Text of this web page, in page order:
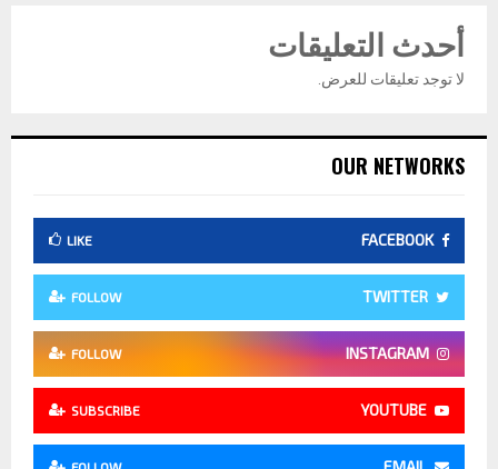
أحدث التعليقات
لا توجد تعليقات للعرض.
OUR NETWORKS
FACEBOOK
LIKE
TWITTER
FOLLOW
INSTAGRAM
FOLLOW
YOUTUBE
SUBSCRIBE